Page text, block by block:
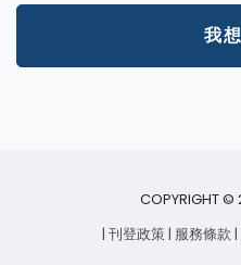
我
COPYRIGHT
| 刊登政策 | 服務條款